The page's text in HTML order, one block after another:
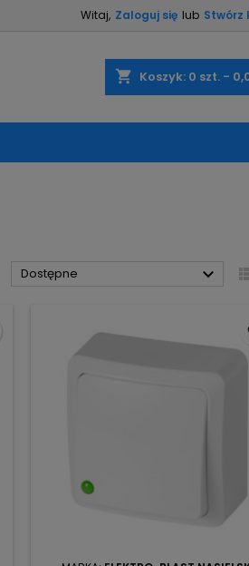
Witaj, Zaloguj się lub Stwórz
shopping_cart Koszyk: 0 szt. -
Dostępne 